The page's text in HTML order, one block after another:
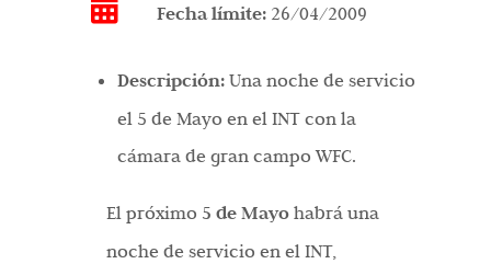
Fecha límite: 26/04/2009
Descripción:Una noche de servicio
el 5 de Mayo en el INT con la
cámara de gran campo WFC.
El próximo 5 de Mayohabrá una
noche de servicio en el INT,